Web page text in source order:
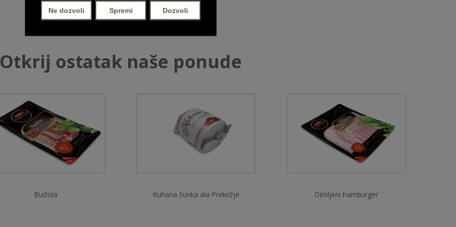
Ne dozvoli Spremi Dozvoli
Otkrij ostatak naše ponude
Buđola Kuhana šunka ala Prekrižje Dimljeni hamburger